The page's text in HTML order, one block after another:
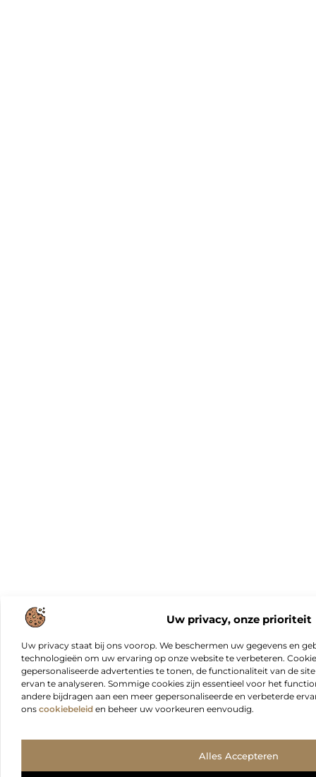
Uw privacy, onze prioriteit
Uw privacy staat bij ons voorop. We beschermen uw gegevens en
technologieën om uw ervaring op onze website te verbeteren.
gepersonaliseerde advertenties te tonen, de functionaliteit van de
ervan te analyseren. Sommige cookies zijn essentieel voor het
andere bijdragen aan een meer gepersonaliseerde en verbeterde
ons cookiebeleid en beheer uw voorkeuren eenvoudig.
Alles Accepteren